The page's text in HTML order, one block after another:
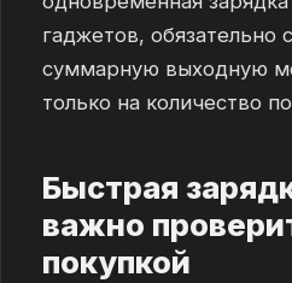
гаджетов, обязательно
суммарную выходную
только на количество
Быстрая
важно
покупкой